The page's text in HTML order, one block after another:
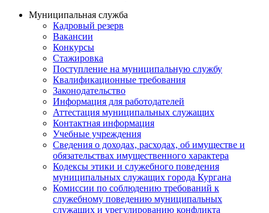
Муниципальная служба
Кадровый резерв
Вакансии
Конкурсы
Стажировка
Поступление на муниципальную службу
Квалификационные требования
Законодательство
Информация для работодателей
Аттестация муниципальных служащих
Контактная информация
Учебные учреждения
Сведения о доходах, расходах, об имуществе и
обязательствах имущественного характера
Кодексы этики и служебного поведения
муниципальных служащих города Кургана
Комиссии по соблюдению требований к
служебному поведению муниципальных
служащих и урегулированию конфликта